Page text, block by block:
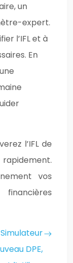
un
expert.
l’IFL et à
En
l’IFL de
vos
Simulateur
DPE,